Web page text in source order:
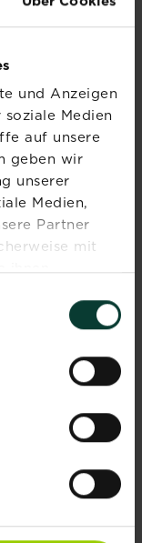
und Anzeigen
Medien
auf unsere
geben wir
unserer
Medien,
Partner
mit
ihnen